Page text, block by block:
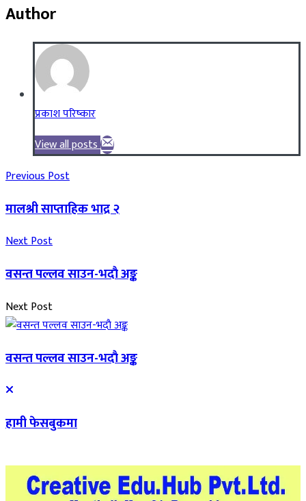
Author
प्रकाश परिष्कार
View all posts
Previous Post
मालश्री साप्ताहिक भाद्र २
Next Post
वसन्त पल्लव साउन-भदाै अङ्क
Next Post
वसन्त पल्लव साउन-भदाै अङ्क
हामी फेसबुकमा